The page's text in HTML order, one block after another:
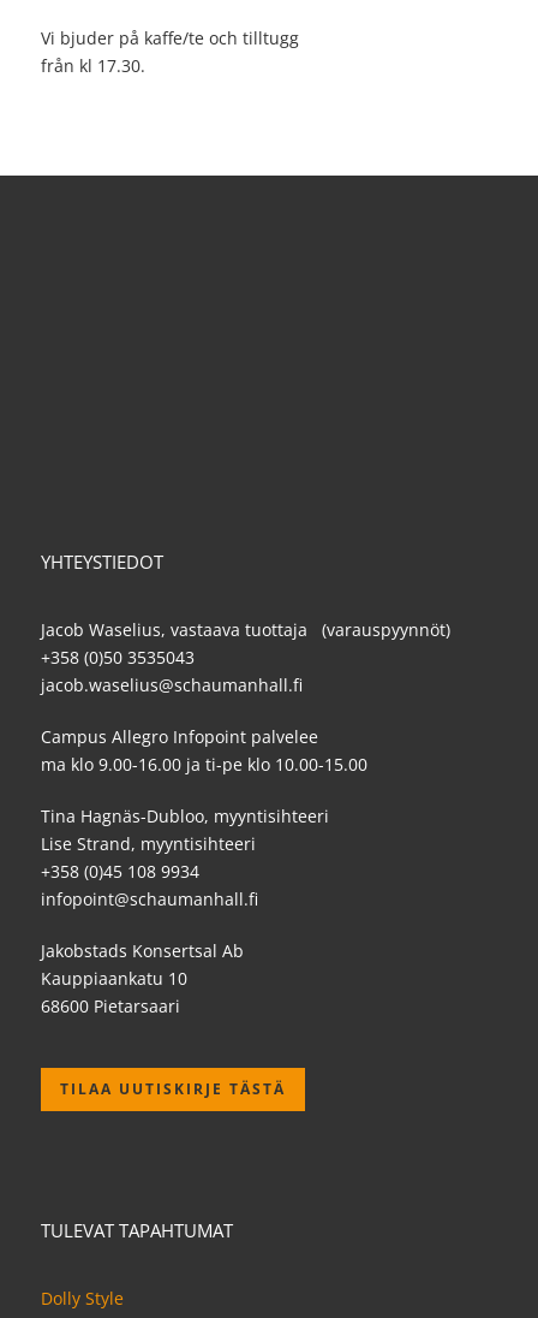
Vi bjuder på kaffe/te och tilltugg
från kl 17.30.
YHTEYSTIEDOT
Jacob Waselius, vastaava tuottaja (varauspyynnöt)
+358 (0)50 3535043
jacob.waselius@schaumanhall.fi
Campus Allegro Infopoint palvelee
ma klo 9.00-16.00 ja ti-pe klo 10.00-15.00
Tina Hagnäs-Dubloo, myyntisihteeri
Lise Strand, myyntisihteeri
+358 (0)45 108 9934
infopoint@schaumanhall.fi
Jakobstads Konsertsal Ab
Kauppiaankatu 10
68600 Pietarsaari
TILAA UUTISKIRJE TÄSTÄ
TULEVAT TAPAHTUMAT
Dolly Style